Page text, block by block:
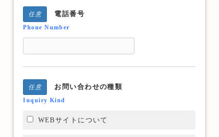
任意 電話番号
Phone Number
任意 お問い合わせの種類
Inquiry Kind
WEBサイトについて